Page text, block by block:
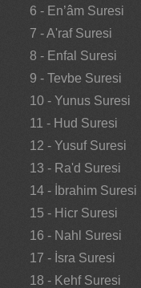
6 - En’âm Suresi
7 - A'raf Suresi
8 - Enfal Suresi
9 - Tevbe Suresi
10 - Yunus Suresi
11 - Hud Suresi
12 - Yusuf Suresi
13 - Ra'd Suresi
14 - İbrahim Suresi
15 - Hicr Suresi
16 - Nahl Suresi
17 - İsra Suresi
18 - Kehf Suresi